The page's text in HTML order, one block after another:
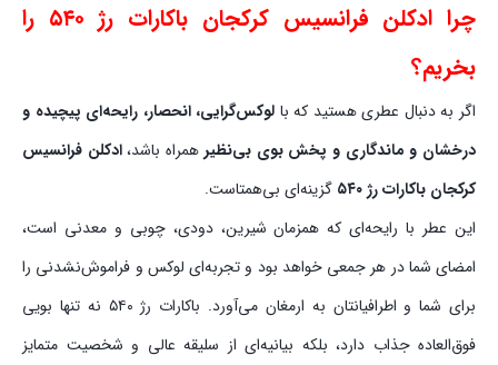
چرا ادکلن فرانسیس کرکجان باکارات رژ ۵۴۰ را
بخریم؟
اگر به دنبال عطری هستید که با لوکس‌گرایی، انحصار، رایحه‌ای پیچیده و
درخشان و ماندگاری و پخش بوی بی‌نظیر همراه باشد،ادکلن فرانسیس
کرکجان باکارات رژ ۵۴۰
گزینه‌ای بی‌همتاست.
این عطر با رایحه‌ای که همزمان شیرین، دودی، چوبی و معدنی است،
امضای شما در هر جمعی خواهد بود و تجربه‌ای لوکس و فراموش‌نشدنی را
برای شما و اطرافیانتان به ارمغان می‌آورد. باکارات رژ ۵۴۰ نه تنها بویی
فوق‌العاده جذاب دارد، بلکه بیانیه‌ای از سلیقه عالی و شخصیت متمایز